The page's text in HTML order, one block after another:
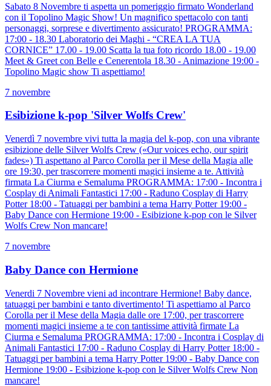
Sabato 8 Novembre ti aspetta un pomeriggio firmato Wonderland
con il Topolino Magic Show! Un magnifico spettacolo con tanti
personaggi, sorprese e divertimento assicurato! PROGRAMMA:
17:00 - 18.30 Laboratorio dei Maghi - “CREA LA TUA
CORNICE” 17.00 - 19.00 Scatta la tua foto ricordo 18.00 - 19.00
Meet & Greet con Belle e Cenerentola 18.30 - Animazione 19:00 -
Topolino Magic show Ti aspettiamo!
7 novembre
Esibizione k-pop 'Silver Wolfs Crew'
Venerdì 7 novembre vivi tutta la magia del k-pop, con una vibrante
esibizione delle Silver Wolfs Crew («Our voices echo, our spirit
fades») Ti aspettano al Parco Corolla per il Mese della Magia alle
ore 19:30, per trascorrere momenti magici insieme a te. Attività
firmata La Ciurma e Semaluma PROGRAMMA: 17:00 - Incontra i
Cosplay di Animali Fantastici 17:00 - Raduno Cosplay di Harry
Potter 18:00 - Tatuaggi per bambini a tema Harry Potter 19:00 -
Baby Dance con Hermione 19:00 - Esibizione k-pop con le Silver
Wolfs Crew Non mancare!
7 novembre
Baby Dance con Hermione
Venerdi 7 Novembre vieni ad incontrare Hermione! Baby dance,
tatuaggi per bambini e tanto divertimento! Ti aspettiamo al Parco
Corolla per il Mese della Magia dalle ore 17:00, per trascorrere
momenti magici insieme a te con tantissime attività firmate La
Ciurma e Semaluma PROGRAMMA: 17:00 - Incontra i Cosplay di
Animali Fantastici 17:00 - Raduno Cosplay di Harry Potter 18:00 -
Tatuaggi per bambini a tema Harry Potter 19:00 - Baby Dance con
Hermione 19:00 - Esibizione k-pop con le Silver Wolfs Crew Non
mancare!